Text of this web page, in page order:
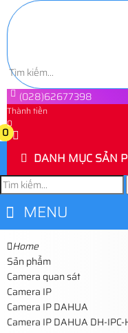
(028)62677398
Thành tiền
0
0
DANH MỤC SẢN
MENU
Home
Sản phẩm
Camera quan sát
Camera IP
Camera IP DAHUA
Camera IP DAHUA DH-